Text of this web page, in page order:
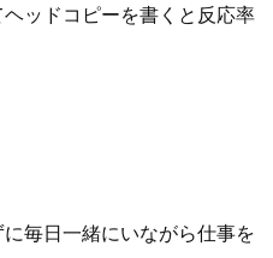
ッドコピーを書くと反応率
毎日一緒にいながら仕事を